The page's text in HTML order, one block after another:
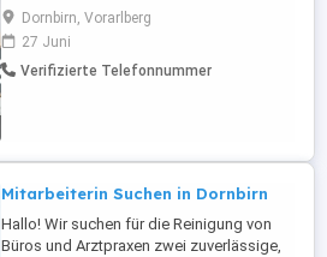
ganztägig. Ich mache das immer dann,
wenn ich Tiere auf Baustellen säubere.Wir
besitzen einen Führerschein der Klasse B
und einen Gabelstaplerführerschein.
Dornbirn, Vorarlberg
27 Juni
Verifizierte Telefonnummer
Mitarbeiterin Suchen in Dornbirn
Hallo! Wir suchen für die Reinigung von
Büros und Arztpraxen zwei zuverlässige,